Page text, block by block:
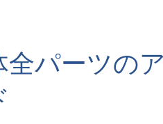
全パーツの